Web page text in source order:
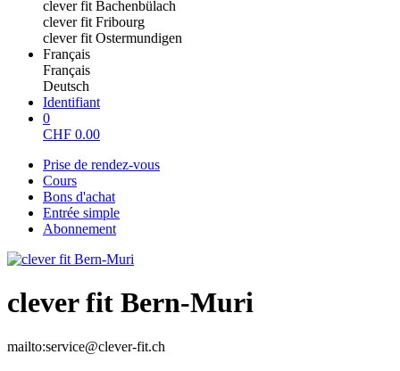
clever fit Bachenbülach
clever fit Fribourg
clever fit Ostermundigen
Français
Français
Deutsch
Identifiant
0
CHF 0.00
Prise de rendez-vous
Cours
Bons d'achat
Entrée simple
Abonnement
clever fit Bern-Muri
mailto:service@clever-fit.ch